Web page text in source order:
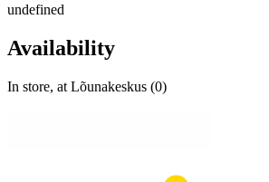
undefined
Availability
In store, at Lõunakeskus (0)